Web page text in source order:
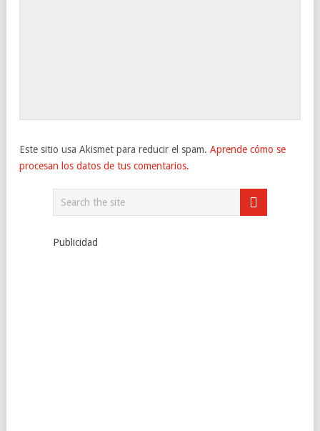
Este sitio usa Akismet para reducir el spam. Aprende cómo se
procesan los datos de tus comentarios.
Publicidad